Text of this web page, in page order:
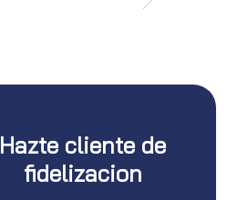
Hazte cliente de
fidelizacion